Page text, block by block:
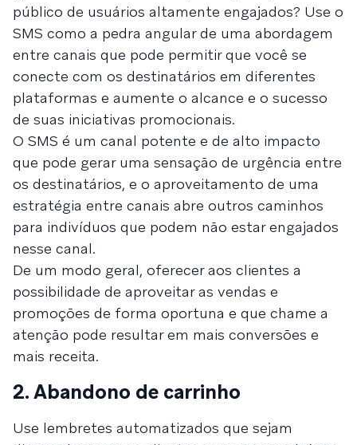
público de usuários altamente engajados? Use o
SMS como a pedra angular de uma abordagem
entre canais que pode permitir que você se
conecte com os destinatários em diferentes
plataformas e aumente o alcance e o sucesso
de suas iniciativas promocionais.
O SMS é um canal potente e de alto impacto
que pode gerar uma sensação de urgência entre
os destinatários, e o aproveitamento de uma
estratégia entre canais abre outros caminhos
para indivíduos que podem não estar engajados
nesse canal.
De um modo geral, oferecer aos clientes a
possibilidade de aproveitar as vendas e
promoções de forma oportuna e que chame a
atenção pode resultar em mais conversões e
mais receita.
2. Abandono de carrinho
Use lembretes automatizados que sejam